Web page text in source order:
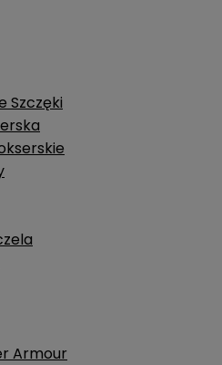
Szczęki
Armour